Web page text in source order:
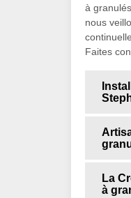
à
nous
Faites
La
à